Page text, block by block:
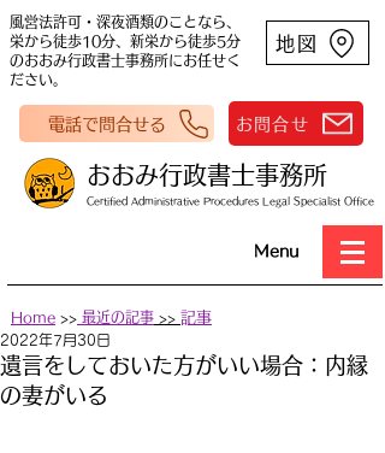
風営法許可・深夜酒類のことなら、
栄から徒歩10分、新栄から徒歩5分
のおおみ行政書士事務所にお任せく
ださい。
地図
電話で問合せる お問合せ
おおみ行政書士事務所
Certified Administrative Procedures Legal Specialist Office
Menu
Home >> 最近の記事 >> ​記事
遺言をしておいた方がいい場合：内縁
の妻がいる
2022年7月30日